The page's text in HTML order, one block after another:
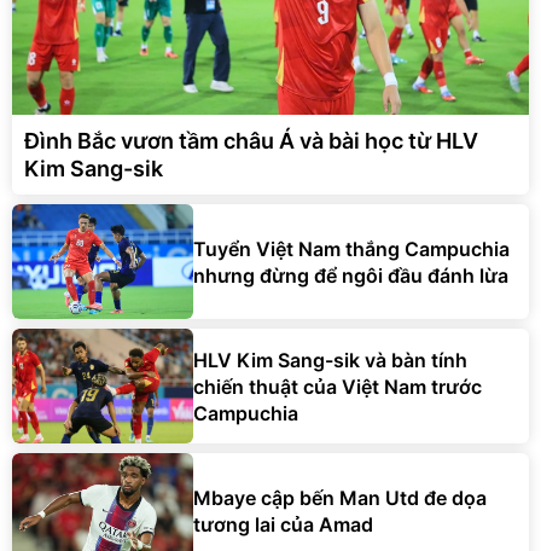
Đình Bắc vươn tầm châu Á và bài học từ HLV
Kim Sang-sik
Tuyển Việt Nam thắng Campuchia
nhưng đừng để ngôi đầu đánh lừa
HLV Kim Sang-sik và bàn tính
chiến thuật của Việt Nam trước
Campuchia
Mbaye cập bến Man Utd đe dọa
tương lai của Amad